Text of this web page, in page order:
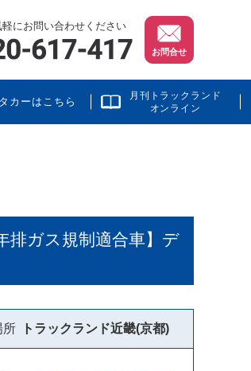
にお問い合わせください
お問合せ
カーはこちら
月刊トラックランド
オンライン
排ガス規制適合車】デ
所 トラックランド近畿(京都)